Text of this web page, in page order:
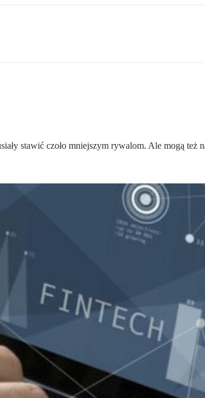
stawić czoło mniejszym rywalom. Ale mogą też